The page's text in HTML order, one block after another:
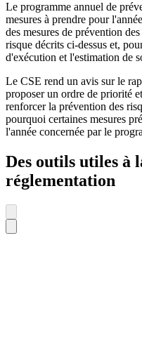
Le programme annuel de
mesures à prendre pour
des mesures de prévention
risque décrits ci-dessus et,
d'exécution et l'estimation de
Le CSE rend un avis sur le
proposer un ordre de priorité
renforcer la prévention des
pourquoi certaines mesures
l'année concernée par le
Des outils utiles à
réglementation